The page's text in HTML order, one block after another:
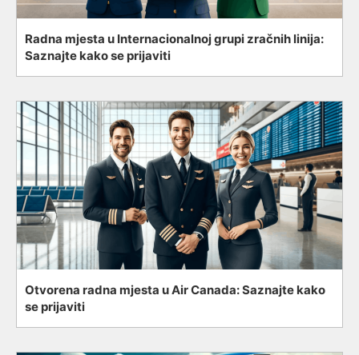
Radna mjesta u Internacionalnoj grupi zračnih linija:
Saznajte kako se prijaviti
Otvorena radna mjesta u Air Canada: Saznajte kako
se prijaviti